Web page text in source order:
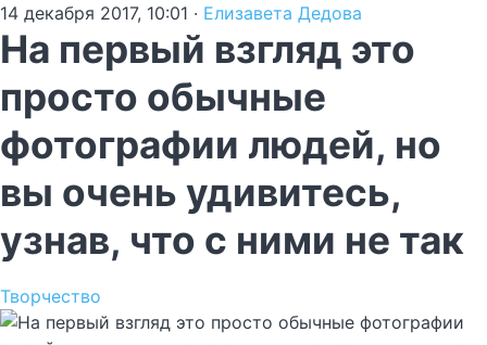
14 декабря 2017, 10:01 · Елизавета Дедова
На первый взгляд это
просто обычные
фотографии людей, но
вы очень удивитесь,
узнав, что с ними не так
Творчество